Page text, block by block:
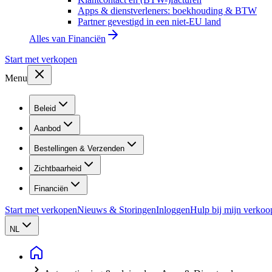
Apps & dienstverleners: boekhouding & BTW
Partner gevestigd in een niet-EU land
Alles van Financiën
Start met verkopen
Menu
Beleid
Aanbod
Bestellingen & Verzenden
Zichtbaarheid
Financiën
Start met verkopenNieuws & StoringenInloggenHulp bij mijn
NL